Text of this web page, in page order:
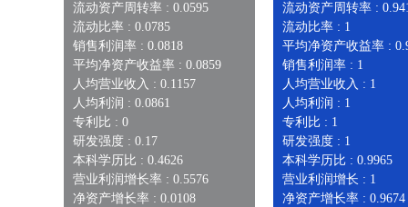
流动资产周转率 : 0.0595
流动比率 : 0.0785
销售利润率 : 0.0818
平均净资产收益率 : 0.0859
人均营业收入 : 0.1157
人均利润 : 0.0861
专利比 : 0
研发强度 : 0.17
本科学历比 : 0.4626
营业利润增长率 : 0.5576
净资产增长率 : 0.0108
流动资产周转率 :
流动比率 : 1
平均净资产收益率 :
销售利润率 : 1
人均营业收入 : 1
人均利润 : 1
专利比 : 1
研发强度 : 1
本科学历比 : 0.9965
营业利润增长 : 1
净资产增长率 : 0.9674